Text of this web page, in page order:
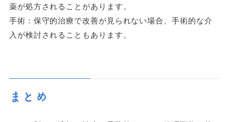
薬が処方されることがあります。
手術：保守的治療で改善が見られない場合、手術的な介
入が検討されることもあります。
まとめ